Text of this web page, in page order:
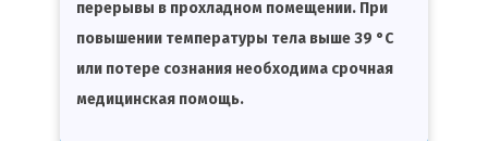
перерывы в прохладном помещении. При
повышении температуры тела выше 39 °C
или потере сознания необходима срочная
медицинская помощь.